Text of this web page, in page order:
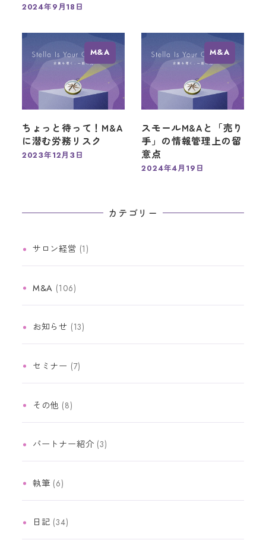
2024年9月18日
M&A
ちょっと待って！M&A
に潜む労務リスク
2023年12月3日
M&A
スモールM&Aと「売り
手」の情報管理上の留
意点
2024年4月19日
カテゴリー
サロン経営 (1)
M&A (106)
お知らせ (13)
セミナー (7)
その他 (8)
パートナー紹介 (3)
執筆 (6)
日記 (34)